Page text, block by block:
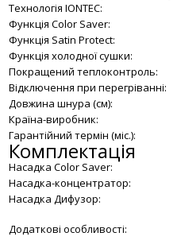
Технологія IONTEC:
Функція Color Saver:
Функція Satin Protect:
Функція холодної сушки:
Покращений теплоконтроль:
Відключення при перегріванні:
Довжина шнура (см):
Країна-виробник:
Гарантійний термін (міс.):
Комплектація
Насадка Color Saver:
Насадка-концентратор:
Насадка Дифузор:
Додаткові особливості: